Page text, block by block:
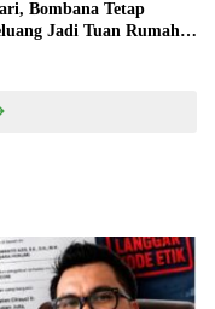
Bombana Tetap
Jadi Tuan Rumah